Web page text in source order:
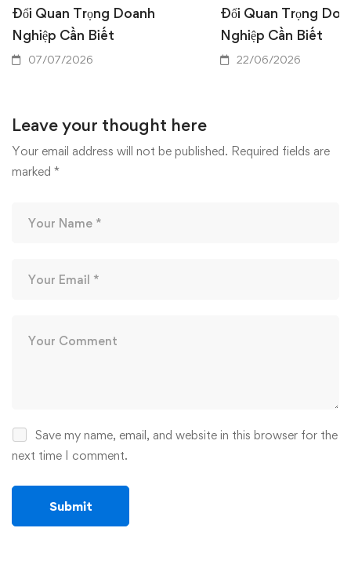
Đổi Quan Trọng Doanh
Nghiệp Cần Biết
07/07/2026
Đổi Quan Trọng
Nghiệp Cần Biết
22/06/2026
Leave your thought here
Your email address will not be published. Required fields are
marked *
Save my name, email, and website in this browser for the
next time I comment.